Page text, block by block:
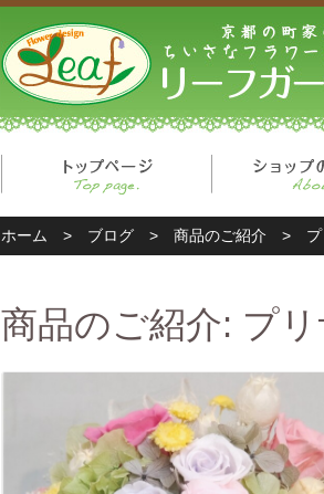
トップページ
ホーム > ブログ > 商品のご紹介 >
商品のご紹介: プ